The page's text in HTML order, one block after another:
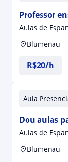
Professor
Aulas de
Blumenau
R$20/h
Aula
Dou aulas
Aulas de
Blumenau